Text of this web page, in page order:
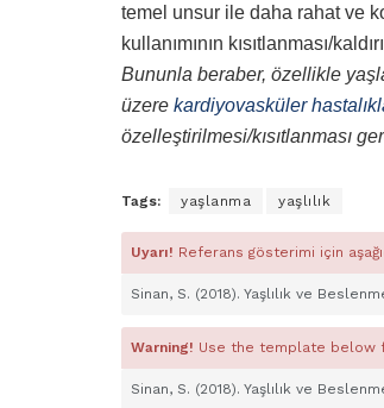
temel unsur ile daha rahat ve
kullanımının kısıtlanması/
Bununla beraber, özellikle
üzere kardiyovasküler
özelleştirilmesi/kısıtlanması
Tags: yaşlanma yaşlılık
Uyarı! Referans gösterimi için
Sinan, S. (2018). Yaşlılık ve
Warning! Use the template below
Sinan, S. (2018). Yaşlılık ve